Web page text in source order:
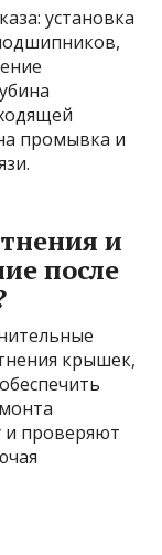
установка
промывка и
и
после
крышек,
и проверяют